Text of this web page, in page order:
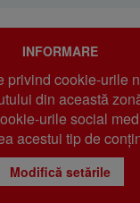
INFORMARE
privind cookie-urile
din această
urile social
acestui tip de
Modifică setările